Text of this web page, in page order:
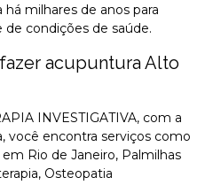
milhares de anos para
de condições de saúde.
acupuntura Alto
INVESTIGATIVA, com a
você encontra serviços como
Rio de Janeiro, Palmilhas
Osteopatia